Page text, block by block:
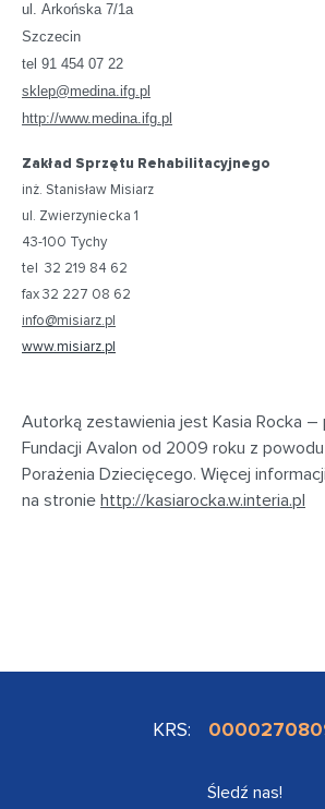
ul. Arkońska 7/1a
Szczecin
tel 91 454 07 22
sklep@medina.ifg.pl
http://www.medina.ifg.pl
Zakład Sprzętu Rehabilitacyjnego
inż. Stanisław Misiarz
ul. Zwierzyniecka 1
43-100 Tychy
tel 32 219 84 62
fax 32 227 08 62
info@misiarz.pl
www.misiarz.pl
Autorką zestawienia jest Kasia Rocka –
Fundacji Avalon od 2009 roku z
Porażenia Dziecięcego. Więcej
na stronie http://kasiarocka.w.interia.pl
KRS:
Śledź nas!